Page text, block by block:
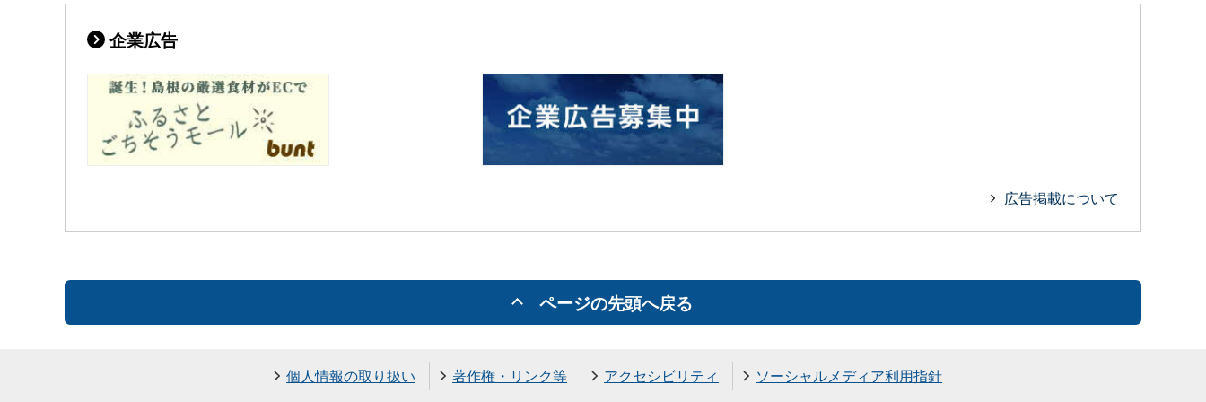
企業広告
広告掲載について
ページの先頭へ戻る
個人情報の取り扱い 著作権・リンク等 アクセシビリティ ソーシャルメディア利用指針